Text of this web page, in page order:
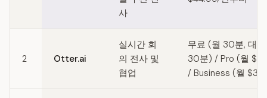
사
2 Otter.ai
실시간 회
의 전사 및
협업
무료 (월 30분, 대
30분) / Pro (월
/ Business (월